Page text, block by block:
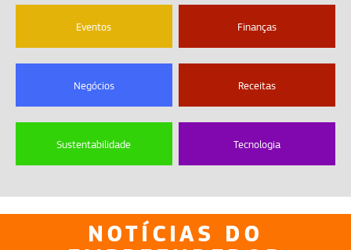
Eventos Finanças
Negócios Receitas
Sustentabilidade Tecnologia
NOTÍCIAS DO